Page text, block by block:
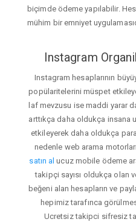
biçimde ödeme yapılabilir.
mühim bir emniyet
Instagram
Instagram hesaplarının
popülaritelerini müspet
laf mevzusu ise maddi yarar
arttıkça daha oldukça insana
etkileyerek daha oldukça
nedenle web arama
satın al ucuz mobile ödeme
takipçi sayısı oldukça olan
beğeni alan hesapların ve
hepimiz tarafınca
Ucretsiz takipci sifresiz